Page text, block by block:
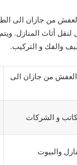
من جازان الى
من 700 ريال لنقل أثاث
والفك و التركيب.
من جازان الى
و الشركات
والبيوت